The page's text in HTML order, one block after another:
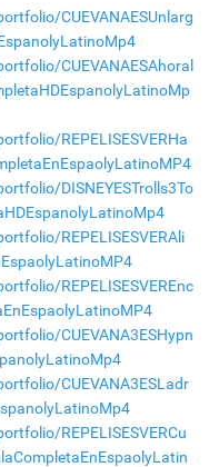
CUEVANAESUnlarg
CUEVANAESAhoral
REPELISESVERHa
DISNEYESTrolls3To
REPELISESVERAli
REPELISESVEREnc
CUEVANA3ESHypn
CUEVANA3ESLadr
REPELISESVERCu